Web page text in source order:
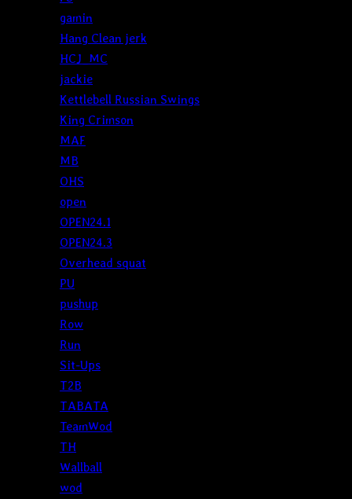
gamin
Hang Clean jerk
HCJ_MC
jackie
Kettlebell Russian Swings
King Crimson
MAF
MB
OHS
open
OPEN24.1
OPEN24.3
Overhead squat
PU
pushup
Row
Run
Sit-Ups
T2B
TABATA
TeamWod
TH
Wallball
wod